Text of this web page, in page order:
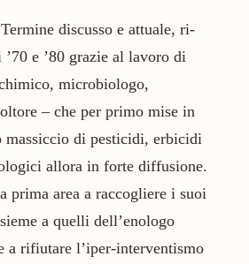
discusso e attuale, ri-
e ’80 grazie al lavoro di
microbiologo,
– che per primo mise in
massiccio di pesticidi, erbicidi
allora in forte diffusione.
prima area a raccogliere i suoi
a quelli dell’enologo
a rifiutare l’iper-interventismo